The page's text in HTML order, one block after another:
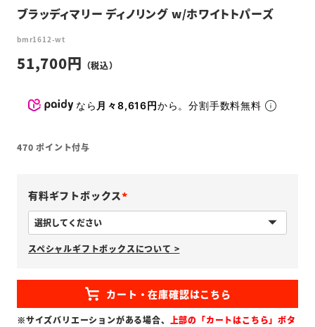
ブラッディマリー ディノリング w/ホワイトトパーズ
bmr1612-wt
51,700
なら 月々8,616円から。分割手数料無料
470 ポイント付与
有料ギフトボックス
必
須
)
スペシャルギフトボックスについて >
※サイズバリエーションがある場合、 上部の「カートはこちら」ボタ